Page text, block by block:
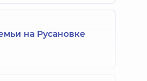
на Русановке